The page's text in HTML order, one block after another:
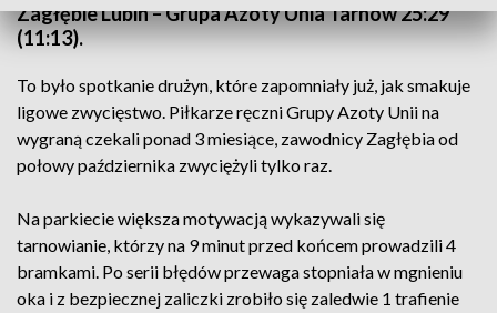
Zagłębie Lubin – Grupa Azoty Unia Tarnów 25:29
(11:13).
To było spotkanie drużyn, które zapomniały już, jak smakuje
ligowe zwycięstwo. Piłkarze ręczni Grupy Azoty Unii na
wygraną czekali ponad 3 miesiące, zawodnicy Zagłębia od
połowy października zwyciężyli tylko raz.
Na parkiecie większa motywacją wykazywali się
tarnowianie, którzy na 9 minut przed końcem prowadzili 4
bramkami. Po serii błędów przewaga stopniała w mgnieniu
oka i z bezpiecznej zaliczki zrobiło się zaledwie 1 trafienie